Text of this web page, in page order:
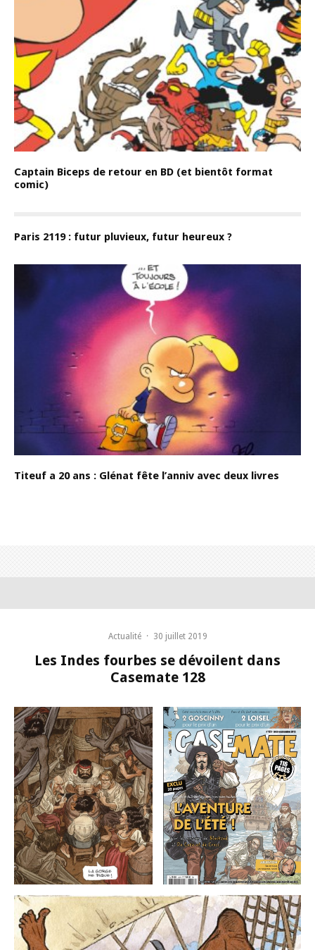
Captain Biceps de retour en BD (et bientôt format
comic)
Paris 2119 : futur pluvieux, futur heureux ?
Titeuf a 20 ans : Glénat fête l’anniv avec deux livres
Actualité · 30 juillet 2019
Les Indes fourbes se dévoilent dans
Casemate 128